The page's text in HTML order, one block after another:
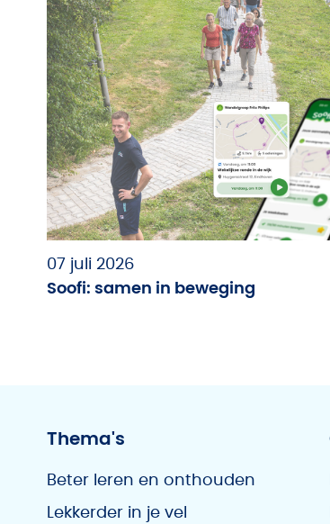
07 juli 2026
Soofi: samen in beweging
Thema's
Beter leren en onthouden
Lekkerder in je vel